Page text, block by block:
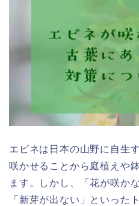
エビネは日本の山野に自生
咲かせることから庭植えや
ます。しかし、「花が咲か
「新芽が出ない」といった